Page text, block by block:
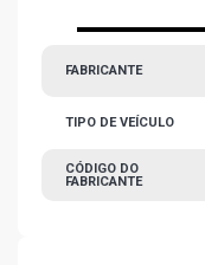
FABRICANTE
TIPO DE VEÍCULO
CÓDIGO DO
FABRICANTE